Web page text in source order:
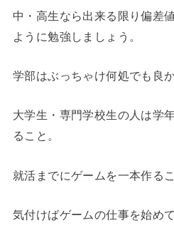
中・高生なら出来る限り偏差
ように勉強しましょう。
学部はぶっちゃけ何処でも良
大学生・専門学校生の人は学
ること。
就活までにゲームを一本作る
気付けばゲームの仕事を始め